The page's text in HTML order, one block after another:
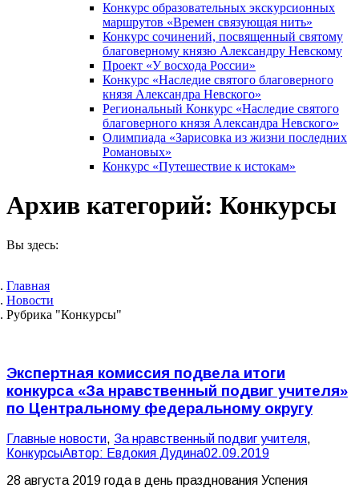
Конкурс образовательных экскурсионных
маршрутов «Времен связующая нить»
Конкурс сочинений, посвященный святому
благоверному князю Александру Невскому
Проект «У восхода России»
Конкурс «Наследие святого благоверного
князя Александра Невского»
Региональный Конкурс «Наследие святого
благоверного князя Александра Невского»
Олимпиада «Зарисовка из жизни последних
Романовых»
Конкурс «Путешествие к истокам»
Архив категорий: Конкурсы
Вы здесь:
Главная
Новости
Рубрика "Конкурсы"
Экспертная комиссия подвела итоги
конкурса «За нравственный подвиг учителя»
по Центральному федеральному округу
Главные новости, За нравственный подвиг учителя,
КонкурсыАвтор: Евдокия Дудина02.09.2019
28 августа 2019 года в день празднования Успения